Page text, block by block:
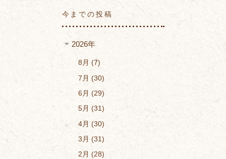
今までの投稿
2026年
8月
7
7月
30
6月
29
5月
31
4月
30
3月
31
2月
28